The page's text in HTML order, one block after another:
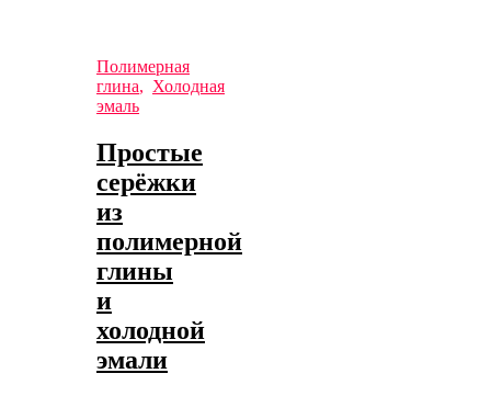
Полимерная
глина, Холодная
эмаль
Простые
серёжки
из
полимерной
глины
и
холодной
эмали